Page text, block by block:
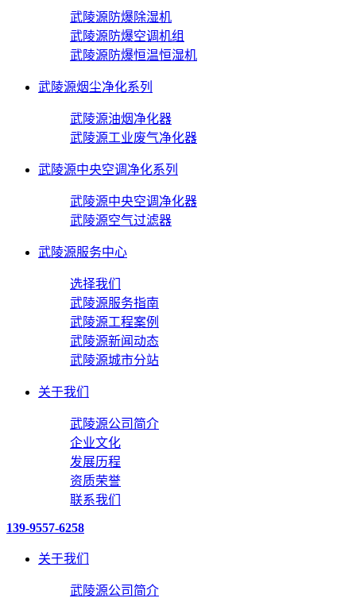
武陵源防爆除湿机
武陵源防爆空调机组
武陵源防爆恒温恒湿机
武陵源烟尘净化系列
武陵源油烟净化器
武陵源工业废气净化器
武陵源中央空调净化系列
武陵源中央空调净化器
武陵源空气过滤器
武陵源服务中心
选择我们
武陵源服务指南
武陵源工程案例
武陵源新闻动态
武陵源城市分站
关于我们
武陵源公司简介
企业文化
发展历程
资质荣誉
联系我们
139-9557-6258
关于我们
武陵源公司简介